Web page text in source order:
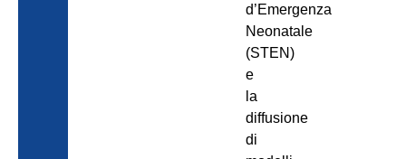
d’Emergenza
Neonatale
(STEN)
e
la
diffusione
di